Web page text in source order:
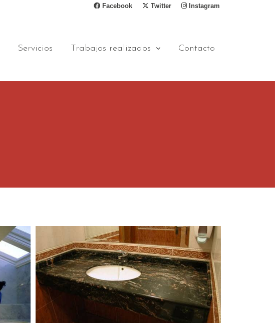
Facebook Twitter Instagram
Servicios Trabajos realizados Contacto